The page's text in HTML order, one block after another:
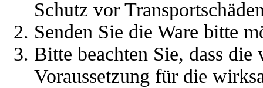
Schutz vor
Senden Sie die Ware bitte
Bitte beachten Sie, dass
Voraussetzung für die